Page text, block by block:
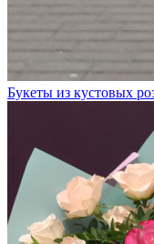
Букеты из кустовых